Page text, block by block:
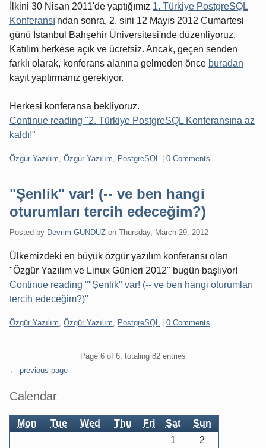
İlkini 30 Nisan 2011'de yaptığımız 1. Türkiye PostgreSQL
Konferansı'ndan sonra, 2. sini 12 Mayıs 2012 Cumartesi
günü İstanbul Bahşehir Üniversitesi'nde düzenliyoruz.
Katılım herkese açık ve ücretsiz. Ancak, geçen senden
farklı olarak, konferans alanına gelmeden önce buradan
kayıt yaptırmanız gerekiyor.
Herkesi konferansa bekliyoruz.
Continue reading "2. Türkiye PostgreSQL Konferansına az
kaldı!"
Categories:
Özgür Yazılım Özgür Yazılım PostgreSQL 0 Comments
"Şenlik" var! (-- ve ben hangi
oturumları tercih edeceğim?)
Posted by Devrim GUNDUZ on Thursday, March 29. 2012
Ülkemizdeki en büyük özgür yazılım konferansı olan
"Özgür Yazılım ve Linux Günleri 2012" bugün başlıyor!
Continue reading ""Şenlik" var! (-- ve ben hangi oturumları
tercih edeceğim?)"
Categories:
Özgür Yazılım Özgür Yazılım PostgreSQL 0 Comments
Page 6 of 6, totaling 82 entries
← previous page
Sidebar
Calendar
Mon Tue Wed Thu Fri Sat Sun
1
2